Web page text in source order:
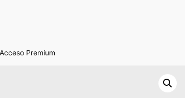
Premium